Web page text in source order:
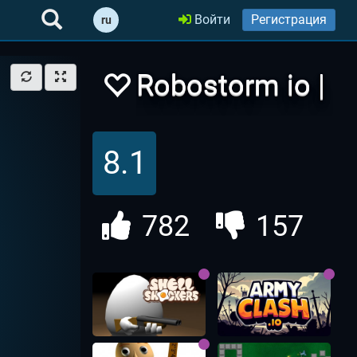
ru Войти Регистрация
Robostorm io |
Робошторм
ио
8.1
782 157